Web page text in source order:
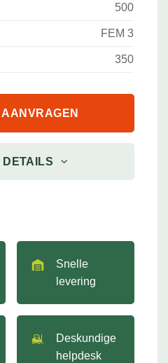
500
FEM 3
350
Snelle
levering
Deskundige
helpdesk